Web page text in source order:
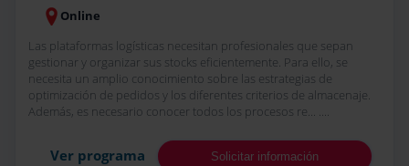
Online
Las plataformas logísticas necesitan profesionales que sepan
gestionar y organizar sus stocks eficientemente. Para ello, se
necesita un amplio conocimiento sobre las estrategias de
optimización de pedidos y los diferentes criterios de almacenaje.
Además, es necesario conocer todos los procesos re... ....
Ver programa Solicitar información